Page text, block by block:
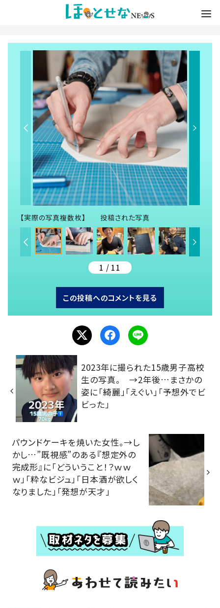
【実際の写真複数枚】 投稿された写真
1 / 11
この投稿へのコメントを見る
2023年に撮られた15歳男子高校
生の写真。 →2年後…まさかの
姿に「綺麗」「えぐい」「予想外でビ
ビった」
パウンドケーキを焼いた女性。→し
かし…”既視感”のある『想定外の
完成形』に「どういうこと！？ｗｗ
ｗ」「粋なビジュ」「日本酒が欲しく
なりました」「発想が天才」